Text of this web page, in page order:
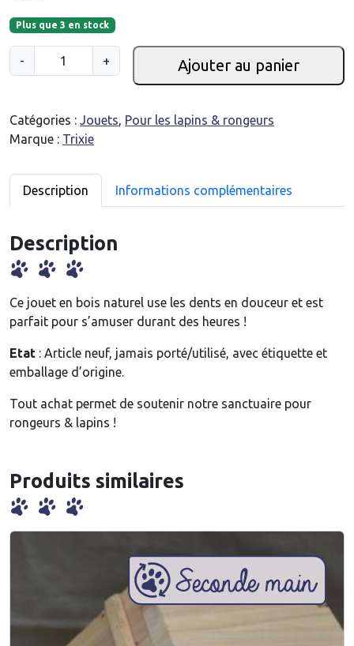
Plus que 3 en stock
-
u
d
J
o
e
t
o
u
r
g
e
u
r
i
+ Ajouter au panier
Catégories : Jouets, Pour les lapins & rongeurs
Marque : Trixie
Description Informations complémentaires
Description
Ce jouet en bois naturel use les dents en douceur et est
parfait pour s’amuser durant des heures !
Etat : Article neuf, jamais porté/utilisé, avec étiquette et
emballage d’origine.
Tout achat permet de soutenir notre sanctuaire pour
rongeurs & lapins !
Produits similaires